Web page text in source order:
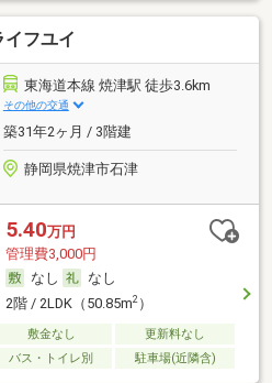
フユイ
東海道本線 焼津駅 徒歩3.6km
その他の交通
築31年2ヶ月 / 3階建
静岡県焼津市石津
5.40万円
管理費3,000円
なし
なし
2階 / 2LDK（50.85m2）
敷金なし
更新料なし
バス・トイレ別 駐車場(近隣含)